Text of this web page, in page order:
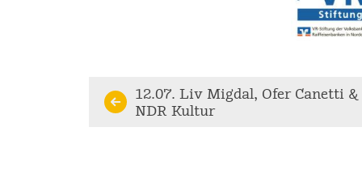
Continue
12.07. Liv Migdal, Ofer Canetti
NDR Kultur